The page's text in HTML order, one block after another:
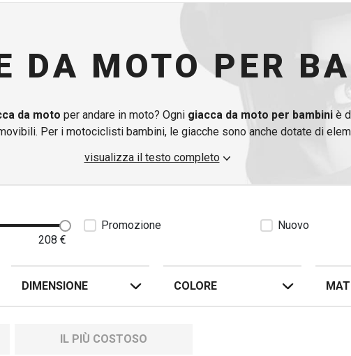
DA MOTO PER
da moto per andare in moto? Ogni giacca da moto per bambini è
Per i motociclisti bambini, le giacche sono anche dotate di
e procurate ai vostri figli uncascoda moto
visualizza il testo completo
208 €
Promozione Nuovo
DIMENSIONE COLORE
IL PIÙ COSTOSO